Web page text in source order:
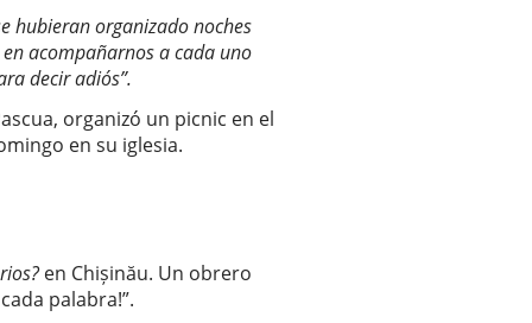
hubieran organizado noches
acompañarnos a cada uno
decir adiós”.
organizó un picnic en el
en su iglesia.
en Chișinău. Un obrero
palabra!”.